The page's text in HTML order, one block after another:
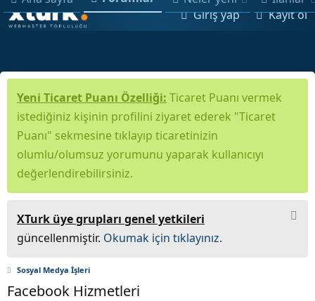
Giriş yap Kayıt ol
Yeni Ticaret Puanı Özelliği: Ticaret Puanı vermek
istediğiniz kişinin profilini ziyaret ederek "Ticaret
Puanı" sekmesine tıklayıp ticaretinizin
olumlu/olumsuz yorumunu yaparak kullanıcıyı
değerlendirebilirsiniz.
XTurk üye grupları genel yetkileri
güncellenmiştir. Okumak için tıklayınız.
Sosyal Medya İşleri
Facebook Hizmetleri